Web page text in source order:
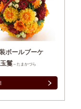
ボールブーケ
玉鬘 ～たまかづら